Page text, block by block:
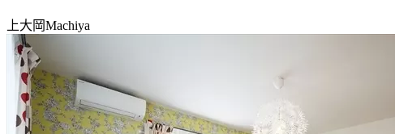
上大岡Machiya